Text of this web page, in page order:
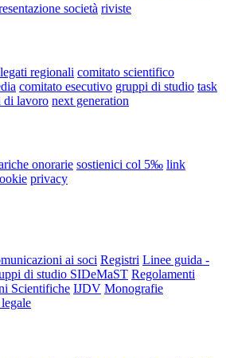
società riviste
regionali comitato scientifico
comitato esecutivo gruppi di studio task
di lavoro next generation
onorarie sostienici col 5‰ link
privacy
ai soci Registri Linee guida -
di studio SIDeMaST Regolamenti
Scientifiche IJDV Monografie